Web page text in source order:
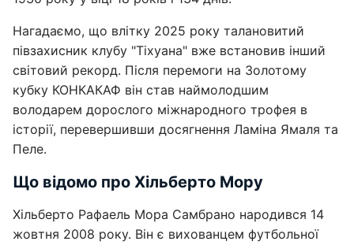
Нагадаємо, що влітку 2025 року талановитий
півзахисник клубу "Тіхуана" вже встановив інший
світовий рекорд. Після перемоги на Золотому
кубку КОНКАКАФ він став наймолодшим
володарем дорослого міжнародного трофея в
історії, перевершивши досягнення Ламіна Ямаля та
Пеле.
Що відомо про Хільберто Мору
Хільберто Рафаель Мора Самбрано народився 14
жовтня 2008 року. Він є вихованцем футбольної